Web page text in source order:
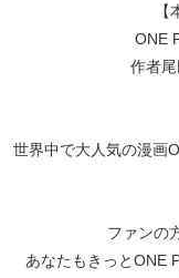
ONE
作者
世界中で大人気の漫画
ファンの
あなたもきっとONE